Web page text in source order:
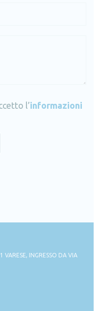
l’informazioni
INGRESSO DA VIA